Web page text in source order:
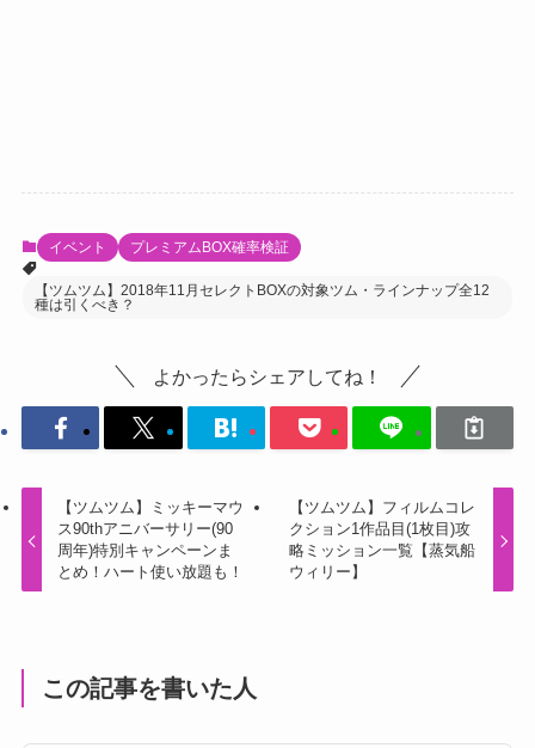
イベント プレミアムBOX確率検証
【ツムツム】2018年11月セレクトBOXの対象ツム・ラインナップ全12
種は引くべき？
よかったらシェアしてね！
【ツムツム】ミッキーマウ
ス90thアニバーサリー(90
周年)特別キャンペーンま
とめ！ハート使い放題も！
【ツムツム】フィルムコレ
クション1作品目(1枚目)攻
略ミッション一覧【蒸気船
ウィリー】
この記事を書いた人